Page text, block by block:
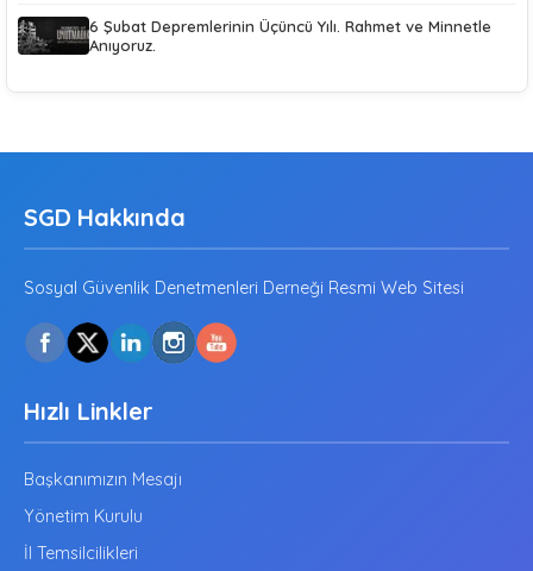
6 Şubat Depremlerinin Üçüncü Yılı. Rahmet ve Minnetle
Anıyoruz.
SGD Hakkında
Sosyal Güvenlik Denetmenleri Derneği Resmi Web Sitesi
Hızlı Linkler
Başkanımızın Mesajı
Yönetim Kurulu
İl Temsilcilikleri